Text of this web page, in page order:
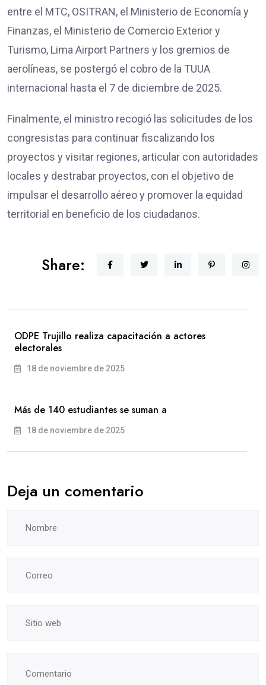
entre el MTC, OSITRAN, el Ministerio de Economía y
Finanzas, el Ministerio de Comercio Exterior y
Turismo, Lima Airport Partners y los gremios de
aerolíneas, se postergó el cobro de la TUUA
internacional hasta el 7 de diciembre de 2025.
Finalmente, el ministro recogió las solicitudes de los
congresistas para continuar fiscalizando los
proyectos y visitar regiones, articular con autoridades
locales y destrabar proyectos, con el objetivo de
impulsar el desarrollo aéreo y promover la equidad
territorial en beneficio de los ciudadanos.
Share:
ODPE Trujillo realiza capacitación a actores
electorales
18 de noviembre de 2025
Más de 140 estudiantes se suman a
18 de noviembre de 2025
Deja un comentario